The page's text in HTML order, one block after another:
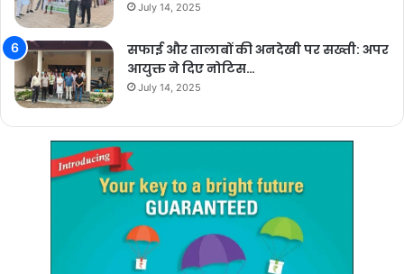
July 14, 2025
सफाई और तालाबों की अनदेखी पर सख्ती: अपर
आयुक्त ने दिए नोटिस…
July 14, 2025